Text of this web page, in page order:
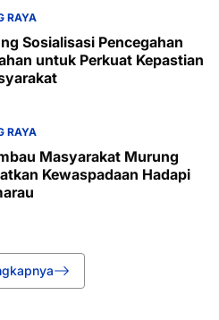
RAYA
Sosialisasi Pencegahan
untuk Perkuat Kepastian
RAYA
Masyarakat Murung
Kewaspadaan Hadapi